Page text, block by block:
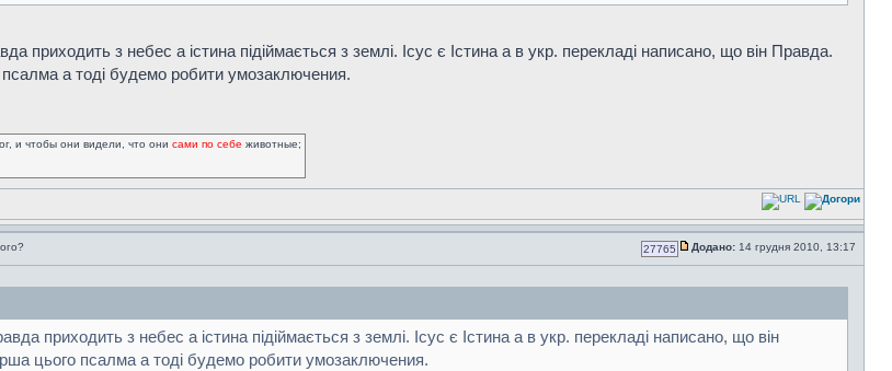
приходить з небес а істина підіймається з землі. Ісус є Істина а в укр. перекладі написано, що він Правда.
а тоді будемо робити умозаключения.
и чтобы они видели, что они сами по себе животные;
27765 Додано: 14 грудня 2010, 13:17
приходить з небес а істина підіймається з землі. Ісус є Істина а в укр. перекладі написано, що він
цього псалма а тоді будемо робити умозаключения.